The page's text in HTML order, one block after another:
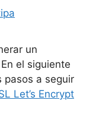
un
el siguiente
pasos a seguir
Let’s Encrypt